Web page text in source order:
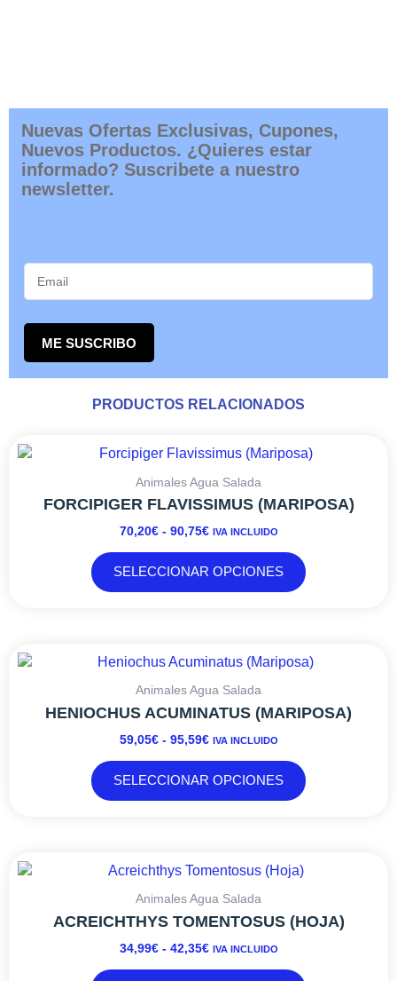
Nuevas Ofertas Exclusivas, Cupones,
Nuevos Productos. ¿Quieres estar
informado? Suscribete a nuestro
newsletter.
ME SUSCRIBO
PRODUCTOS RELACIONADOS
Animales Agua Salada
FORCIPIGER FLAVISSIMUS (MARIPOSA)
70,20€ - 90,75€
DE
PRECIOS:
DESDE
HASTA
90,75€
IVA INCLUIDO
SELECCIONAR OPCIONES
producto
múltiples
se
la
producto
Animales Agua Salada
HENIOCHUS ACUMINATUS (MARIPOSA)
59,05€ - 95,59€
DE
PRECIOS:
DESDE
HASTA
95,59€
IVA INCLUIDO
SELECCIONAR OPCIONES
producto
múltiples
se
producto
Animales Agua Salada
ACREICHTHYS TOMENTOSUS (HOJA)
34,99€ - 42,35€
DE
PRECIOS:
DESDE
HASTA
42,35€
IVA INCLUIDO
múltiples